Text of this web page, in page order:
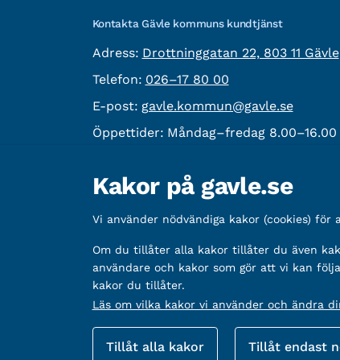
Kontakta Gävle kommuns kundtjänst
Adress: besöksadress:
Drottninggatan 22, 803 11 Gävle
Telefon: Telefon:
026–17 80 00
E-post: E-post:
gavle.kommun@gavle.se
Öppettider: Måndag–fredag 8.00–16.00
Övrig information
Organisationsnummer: 212000-2338
Bankgironummer: 5888-2333
Fler sätt att följa oss
Kakor på gavle.se
Vi använder nödvändiga kakor (cookies) för
Om du tillåter alla kakor tillåter du även
användare och kakor som gör att vi kan
kakor du tillåter.
Läs om vilka kakor vi använder och ändra
Tillåt alla kakor Tillåt endast